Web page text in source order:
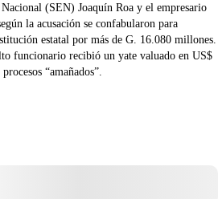
(SEN) Joaquín Roa y el empresario
la acusación se confabularon para
estatal por más de G. 16.080 millones.
funcionario recibió un yate valuado en US$
“amañados”.